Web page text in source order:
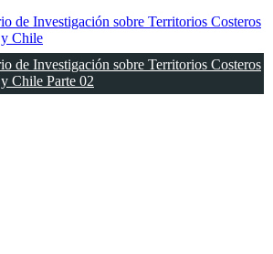
de Investigación sobre Territorios Costeros
Chile
de Investigación sobre Territorios Costeros
Chile Parte 02